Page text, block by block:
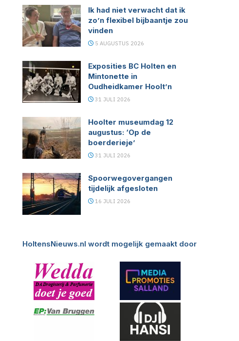
Ik had niet verwacht dat ik
zo’n flexibel bijbaantje zou
vinden
5 AUGUSTUS 2026
Exposities BC Holten en
Mintonette in
Oudheidkamer Hoolt’n
31 JULI 2026
Hoolter museumdag 12
augustus: ‘Op de
boerderieje’
31 JULI 2026
Spoorwegovergangen
tijdelijk afgesloten
16 JULI 2026
HoltensNieuws.nl wordt mogelijk gemaakt door